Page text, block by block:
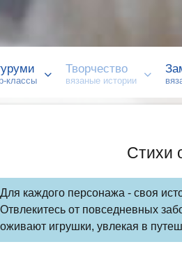
классы
Творчество
вязаные истории
Стихи
Для каждого персонажа - своя
Отвлекитесь от повседневных
оживают игрушки, увлекая в